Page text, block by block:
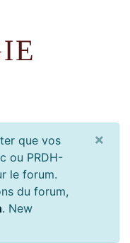
que vos
ou PRDH-
le forum.
du forum,
. New
×